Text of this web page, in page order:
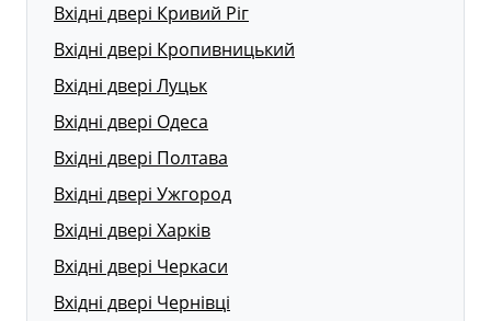
Вхідні двері Кривий Ріг
Вхідні двері Кропивницький
Вхідні двері Луцьк
Вхідні двері Одеса
Вхідні двері Полтава
Вхідні двері Ужгород
Вхідні двері Харків
Вхідні двері Черкаси
Вхідні двері Чернівці